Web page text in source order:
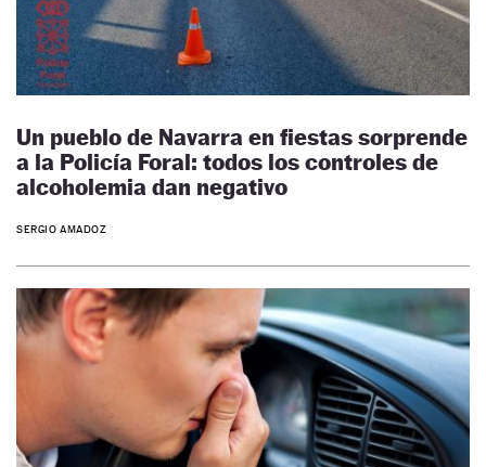
Un pueblo de Navarra en fiestas sorprende
a la Policía Foral: todos los controles de
alcoholemia dan negativo
SERGIO AMADOZ